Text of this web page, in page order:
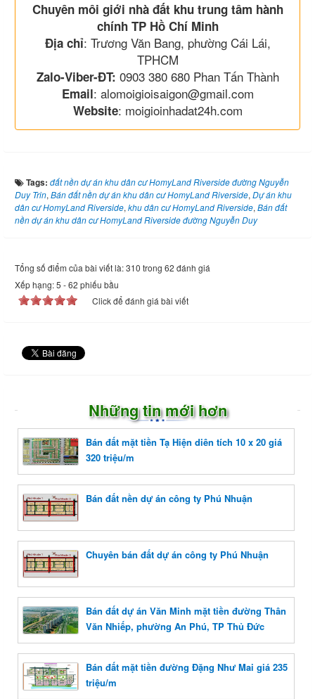
Chuyên môi giới nhà đất khu trung tâm hành
chính TP Hồ Chí Minh
Địa chỉ: Trương Văn Bang, phường Cái Lái,
TPHCM
Zalo-Viber-ĐT: 0903 380 680 Phan Tấn Thành
Email: alomoigioisaigon@gmail.com
Website: moigioinhadat24h.com
Tags: đất nền dự án khu dân cư HomyLand Riverside đường Nguyễn
Duy Trin, Bán đất nền dự án khu dân cư HomyLand Riverside, Dự án khu
dân cư HomyLand Riverside, khu dân cư HomyLand Riverside, Bán đất
nền dự án khu dân cư HomyLand Riverside đường Nguyễn Duy
Tổng số điểm của bài viết là: 310 trong 62 đánh giá
Xếp hạng:5 -62 phiếu bầu
Click để đánh giá bài viết
Những tin mới hơn
Bán đất mặt tiền Tạ Hiện diên tích 10 x 20 giá
320 triệu/m
Bán đất nền dự án công ty Phú Nhuận
Chuyên bán đất dự án công ty Phú Nhuận
Bán đất dự án Văn Minh mặt tiền đường Thân
Văn Nhiếp, phường An Phú, TP Thủ Đức
Bán đất mặt tiền đường Đặng Như Mai giá 235
triệu/m